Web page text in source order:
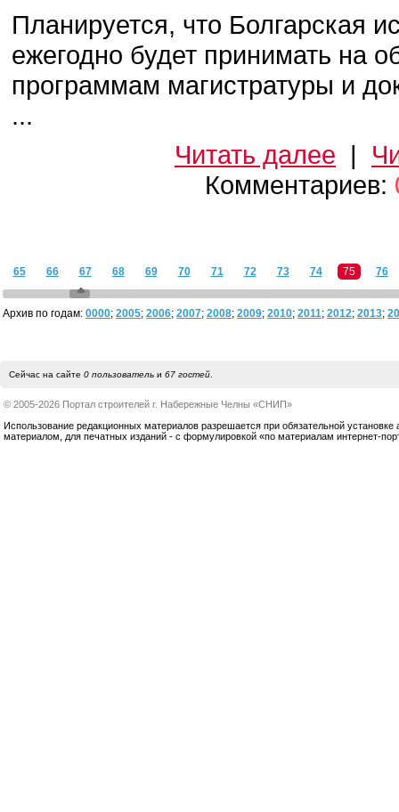
Планируется, что Болгарская
ежегодно будет принимать на
программам магистратуры и
...
Читать далее |
Комментариев:
65 66 67 68 69 70 71 72 73 74 75 76
Архив по годам: 0000; 2005; 2006; 2007; 2008; 2009; 2010; 2011; 2012; 2013;
Сейчас на сайте 0 пользовательи 67 гостей.
© 2005-2026 Портал строителей г. Набережные Челны «СНИП»
Использование редакционных материалов разрешается при обязательной установке
материалом, для печатных изданий - с формулировкой «по материалам интернет-